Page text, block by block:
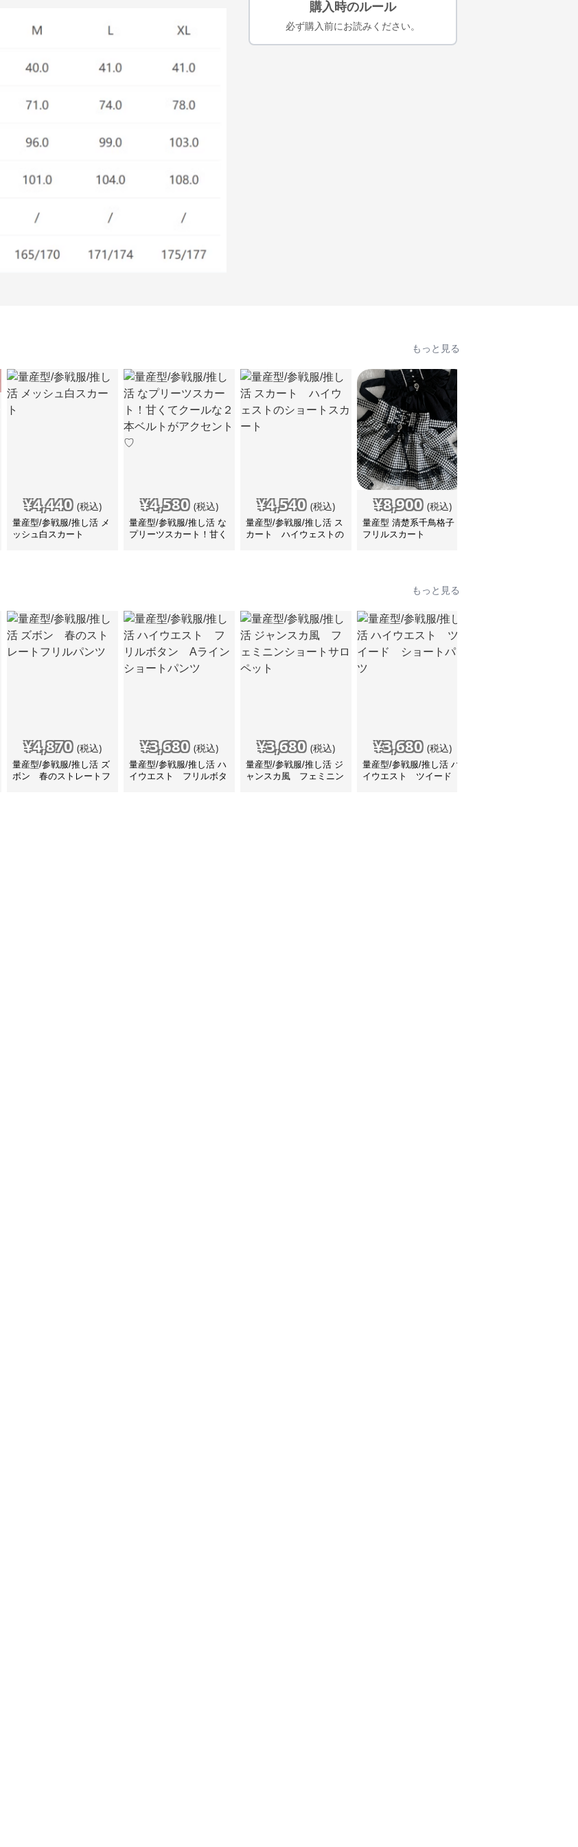
購入時のルール
必ず購入前にお読みください。
もっと見る
¥4,440 (税込)
量産型/参戦服/推し活 メ
ッシュ白スカート
¥4,580 (税込)
量産型/参戦服/推し活 な
プリーツスカート！甘く
¥4,540 (税込)
量産型/参戦服/推し活 ス
カート ハイウェストの
¥8,900 (税込)
量産型 清楚系千鳥格子
フリルスカート
もっと見る
¥4,870 (税込)
量産型/参戦服/推し活 ズ
ボン 春のストレートフ
¥3,680 (税込)
量産型/参戦服/推し活 ハ
イウエスト フリルボタ
¥3,680 (税込)
量産型/参戦服/推し活 ジ
ャンスカ風 フェミニン
¥3,680 (税込)
量産型/参戦服/推し活 ハ
イウエスト ツイード